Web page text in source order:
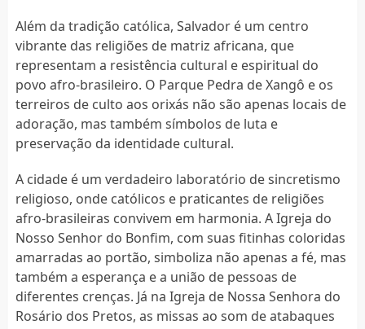
Além da tradição católica, Salvador é um centro
vibrante das religiões de matriz africana, que
representam a resistência cultural e espiritual do
povo afro-brasileiro. O Parque Pedra de Xangô e os
terreiros de culto aos orixás não são apenas locais de
adoração, mas também símbolos de luta e
preservação da identidade cultural.
A cidade é um verdadeiro laboratório de sincretismo
religioso, onde católicos e praticantes de religiões
afro-brasileiras convivem em harmonia. A Igreja do
Nosso Senhor do Bonfim, com suas fitinhas coloridas
amarradas ao portão, simboliza não apenas a fé, mas
também a esperança e a união de pessoas de
diferentes crenças. Já na Igreja de Nossa Senhora do
Rosário dos Pretos, as missas ao som de atabaques